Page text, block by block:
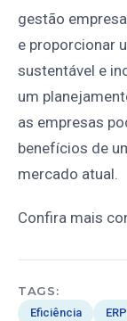
gestão
e proporcionar
sustentável e
um
as empresas
benefícios de
mercado atual.
Confira mais
TAGS:
Eficiência ERP